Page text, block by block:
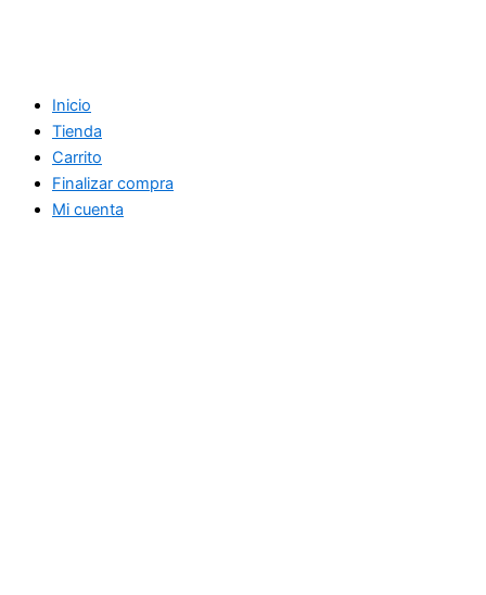
Inicio
Tienda
Carrito
Finalizar compra
Mi cuenta